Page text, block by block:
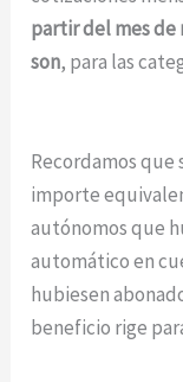
partir del mes de
son, para las
Recordamos
importe
autónomos que
automático en
hubiesen
beneficio rige